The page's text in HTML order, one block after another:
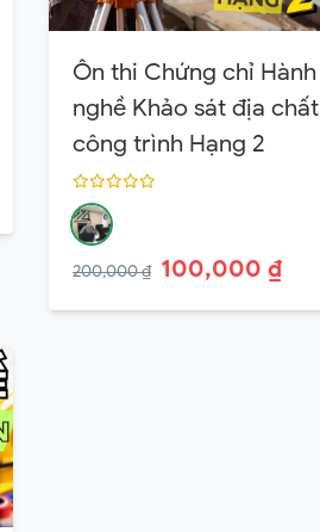
Ôn thi Chứng chỉ Hành
nghề Khảo sát địa chất
công trình Hạng 2
200,000 ₫ 100,000 ₫